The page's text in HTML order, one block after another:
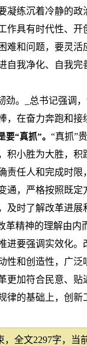
凝练沉着冷静的
作具有时代性、
难和问题，要灵
自我净化、自我
劲。_总书记强调
，在奋力奔跑和
要“真抓”。 “真抓”
积小胜为大胜，
责任人和完成时
通，严格按照既定
及时了解改革进展
革精神的理解由
进要强调实效化
性和创造性，广
更加符合民意、贴
律的基础上，创
，全文2297字，当